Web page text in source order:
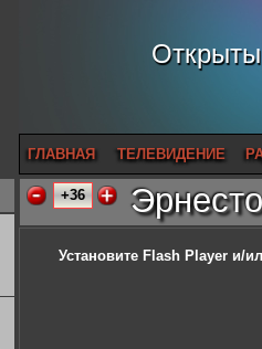
ГЛАВНАЯ ТЕЛЕВИДЕНИЕ
+36
Установите Flash Player и/